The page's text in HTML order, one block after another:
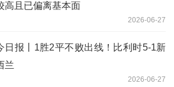
高且已偏离基本面
2026-06-27
日报丨1胜2平不败出线！比利时5-1新
兰
2026-06-27